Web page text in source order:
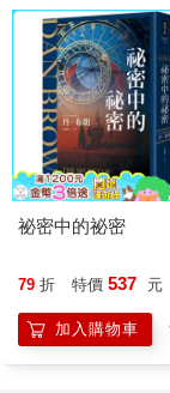
祕密中的祕密
79 折 特價 537 元
加入購物車